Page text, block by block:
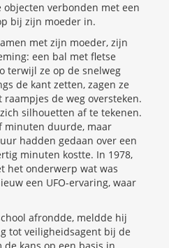
objecten verbonden met een
bij zijn moeder in.
met zijn moeder, zijn
een bal met fletse
terwijl ze op de snelweg
de kant zetten, zagen ze
de weg oversteken.
silhouetten af te tekenen.
minuten duurde, maar
hadden gedaan over een
minuten kostte. In 1978,
het onderwerp wat was
een UFO-ervaring, waar
afrondde, meldde hij
tot veiligheidsagent bij de